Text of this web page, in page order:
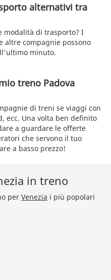
alternativi tra
modalità di trasporto? I
altre compagnie possono
minuto.
treno Padova
di treni se viaggi con
ecc. Una volta ben definito
a guardare le offerte
che servono il tuo
a basso prezzo!
in treno
per Venezia i più popolari